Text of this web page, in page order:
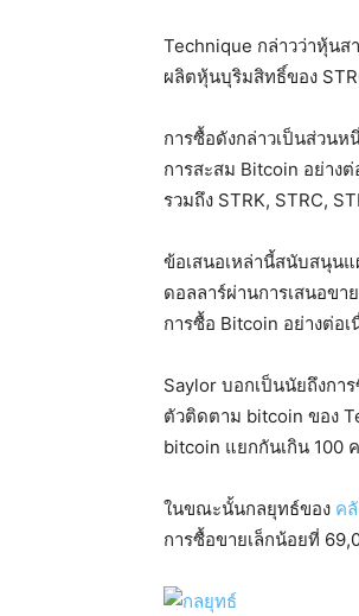
Technique กล่าวว่าหุ้น
ผลิตหุ้นบุริมสิทธิ์ของ
การซื้อดังกล่าวเป็นส่วน
การสะสม Bitcoin อย่าง
รวมถึง STRK, STRC,
ข้อเสนอเหล่านี้สนับสนุน
ดอลลาร์ผ่านการเสนอข
การซื้อ Bitcoin อย่างต่อเ
Saylor บอกเป็นนัยถึงกา
ตัวติดตาม bitcoin ของ
bitcoin แยกกันเกิน 100
ในขณะนั้นกลยุทธ์ของ ค
การซื้อขายเล็กน้อยที่